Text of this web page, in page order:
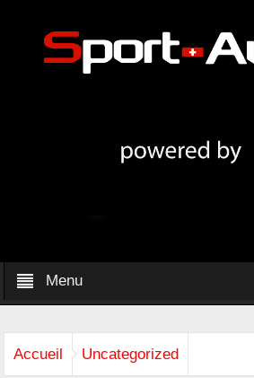
Menu
Accueil Uncategorized